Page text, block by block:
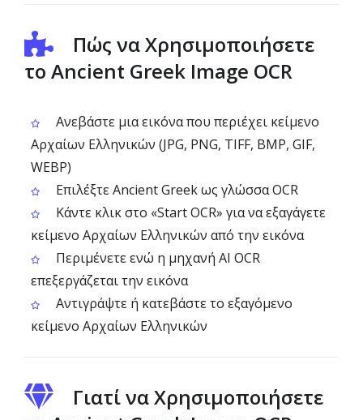
Πώς να Χρησιμοποιήσετε
το Ancient Greek Image OCR
Ανεβάστε μια εικόνα που περιέχει κείμενο
Αρχαίων Ελληνικών (JPG, PNG, TIFF, BMP, GIF,
WEBP)
Επιλέξτε Ancient Greek ως γλώσσα OCR
Κάντε κλικ στο «Start OCR» για να εξαγάγετε
κείμενο Αρχαίων Ελληνικών από την εικόνα
Περιμένετε ενώ η μηχανή AI OCR
επεξεργάζεται την εικόνα
Αντιγράψτε ή κατεβάστε το εξαγόμενο
κείμενο Αρχαίων Ελληνικών
Γιατί να Χρησιμοποιήσετε